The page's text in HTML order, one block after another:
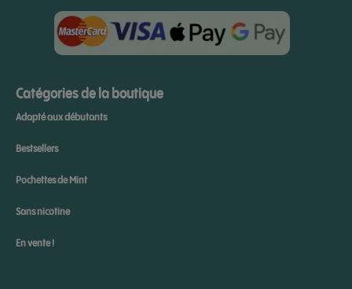
Catégories de la boutique
Adapté aux débutants
Bestsellers
Pochettes de Mint
Sans nicotine
En vente !